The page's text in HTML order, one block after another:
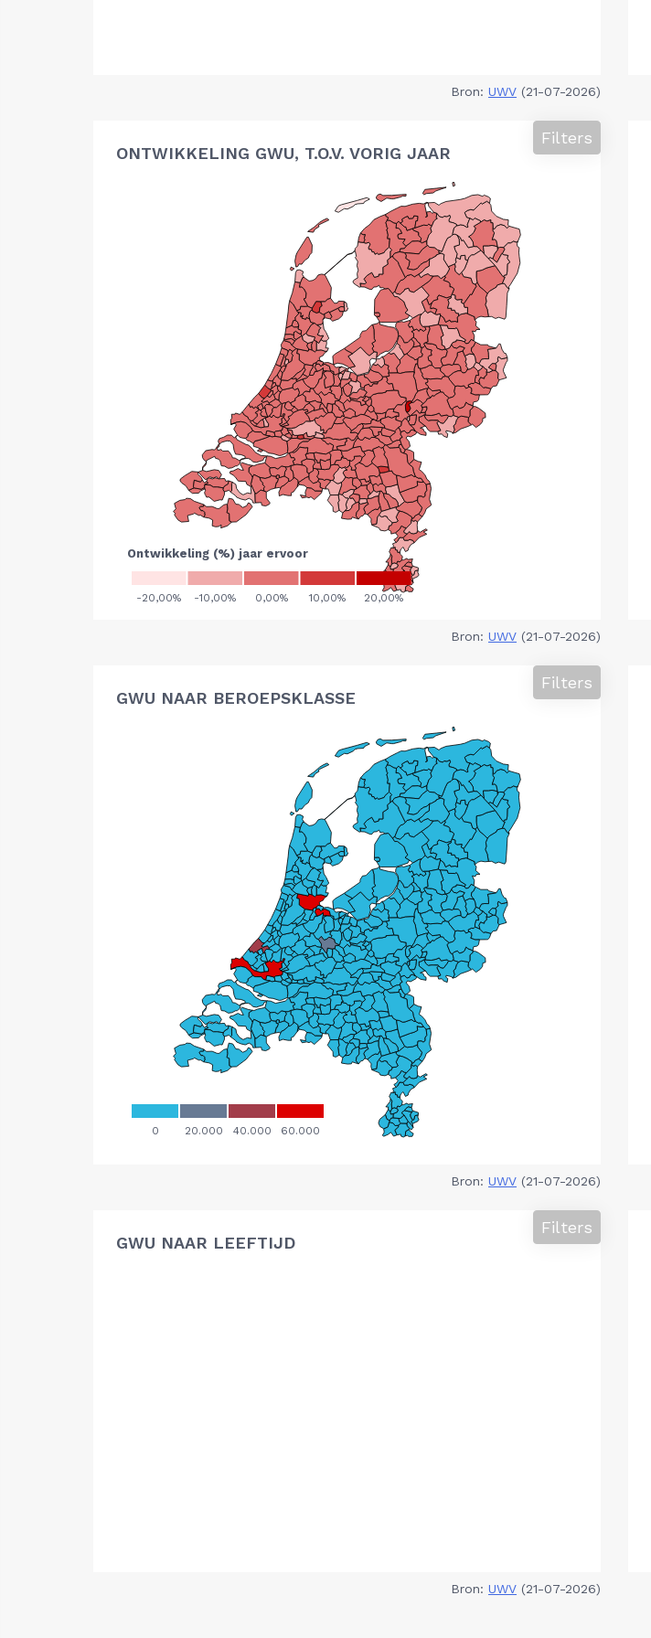
Bron: UWV (21-07-2026)
ONTWIKKELING GWU, T.O.V. VORIG JAAR
Filters
Bron: UWV (21-07-2026)
GWU NAAR BEROEPSKLASSE
Filters
Bron: UWV (21-07-2026)
GWU NAAR LEEFTIJD
Filters
Bron: UWV (21-07-2026)